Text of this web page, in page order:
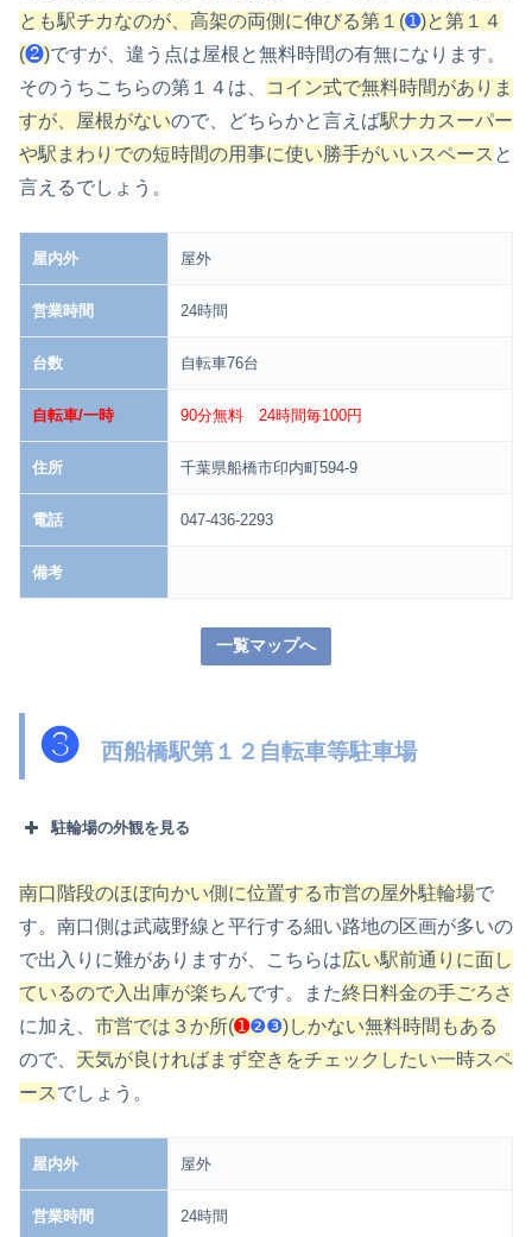
とも駅チカなのが、高架の両側に伸びる第１(➊)と第１４
(❷)ですが、違う点は屋根と無料時間の有無になります。
そのうちこちらの第１４は、
コイン式で無料時間がありま
すが、屋根がないので、どちらかと言えば駅ナカスーパー
や駅まわりでの短時間の用事に使い勝手がいいスペース と
言えるでしょう。
屋内外 屋外
営業時間 24時間
台数 自転車76台
自転車/一時 90分無料 24時間毎100円
住所 千葉県船橋市印内町594-9
電話 047-436-2293
備考
一覧マップへ
❸西船橋駅第１２自転車等駐車場
駐輪場の外観を見る
南口階段のほぼ向かい側に位置する市営の屋外駐輪場で
す。南口側は武蔵野線と平行する細い路地の区画が多いの
で出入りに難がありますが、こちらは広い駅前通りに面し
ているので入出庫が楽ちんです。また終日料金の手ごろさ
に加え、 市営では３か所(➊❷❸)しかない無料時間もある
ので、 天気が良ければまず空きをチェックしたい一時スペ
ース でしょう。
屋内外 屋外
営業時間 24時間